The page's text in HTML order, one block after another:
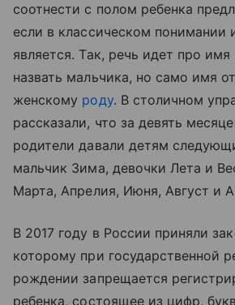
соотнести с полом ребенка
если в классическом понимании
является. Так, речь идет про
назвать мальчика, но само имя
женскому роду. В столичном
рассказали, что за девять
родители давали детям
мальчик Зима, девочки Лета и
Марта, Апрелия, Июня, Август и
В 2017 году в России приняли
которому при государственной
рождении запрещается
ребенка, состоящее из цифр,